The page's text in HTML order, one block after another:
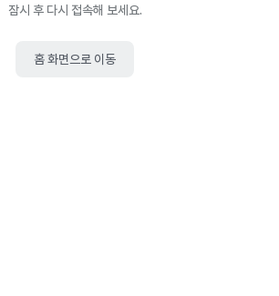
잠시 후 다시 접속해 보세요.
홈 화면으로 이동